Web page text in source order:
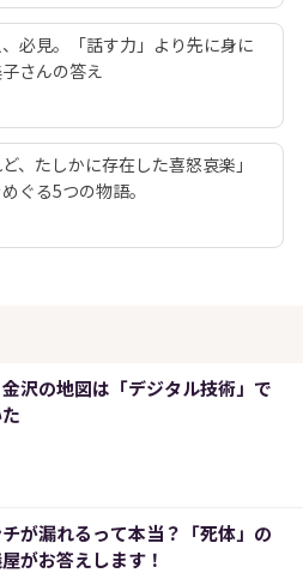
必見。「話す力」より先に身に
さんの答え
、たしかに存在した喜怒哀楽」
ぐる5つの物語。
沢の地図は「デジタル技術」で
が漏れるって本当？「死体」の
がお答えします！